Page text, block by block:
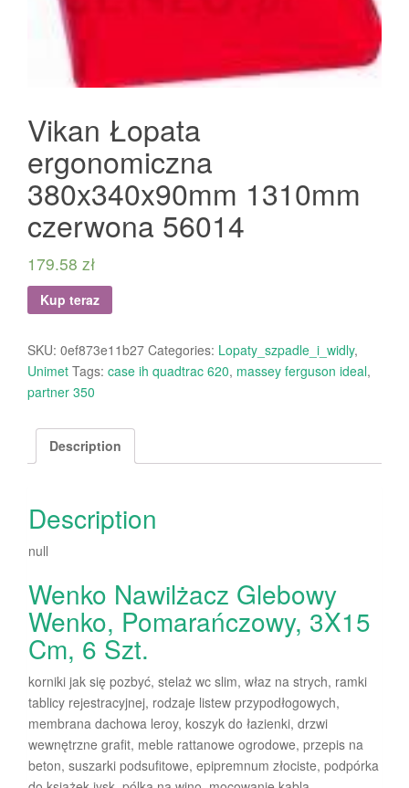
Vikan Łopata
ergonomiczna
380x340x90mm 1310mm
czerwona 56014
179.58 zł
Kup teraz
SKU: 0ef873e11b27 Categories: Lopaty_szpadle_i_widly,
Unimet Tags: case ih quadtrac 620, massey ferguson ideal,
partner 350
Description
Description
null
Wenko Nawilżacz Glebowy
Wenko, Pomarańczowy, 3X15
Cm, 6 Szt.
korniki jak się pozbyć, stelaż wc slim, właz na strych, ramki
tablicy rejestracyjnej, rodzaje listew przypodłogowych,
membrana dachowa leroy, koszyk do łazienki, drzwi
wewnętrzne grafit, meble rattanowe ogrodowe, przepis na
beton, suszarki podsufitowe, epipremnum złociste, podpórka